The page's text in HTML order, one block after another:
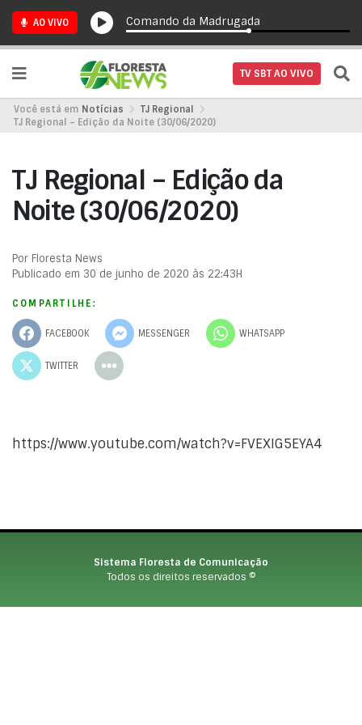
AO VIVO Comando da Madrugada
TV SBT AO VIVO
Você está em Notícias
TJ Regional
TJ Regional – Edição da Noite (30/06/2020)
TJ Regional – Edição da
Noite (30/06/2020)
Por Floresta News
Publicado em 30 de junho de 2020 às 22:43H
COMPARTILHE:
FACEBOOK MESSENGER WHATSAPP
TWITTER
https://www.youtube.com/watch?v=FVEXIG5EYA4
Sistema Floresta de Comunicação
Todos os direitos reservados ©